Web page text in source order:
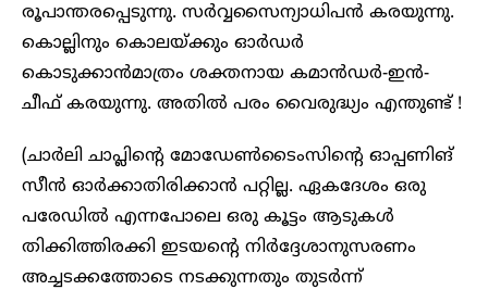
രൂപാന്തരപ്പെടുന്നു. സർവ്വസൈന്യാധിപൻ കരയുന്നു.
കൊല്ലിനും കൊലയ്ക്കും ഓർഡർ
കൊടുക്കാൻമാത്രം ശക്തനായ കമാൻഡർ-ഇൻ-
ചീഫ് കരയുന്നു. അതിൽ പരം വൈരുദ്ധ്യം എന്തുണ്ട് !
(ചാർലി ചാപ്ലിന്റെ മോഡേൺടൈംസിന്റെ ഓപ്പണിങ്
സീൻ ഓർക്കാതിരിക്കാൻ പറ്റില്ല. ഏകദേശം ഒരു
പരേഡിൽ എന്നപോലെ ഒരു കൂട്ടം ആടുകൾ
തിക്കിത്തിരക്കി ഇടയന്റെ നിർദ്ദേശാനുസരണം
അച്ചടക്കത്തോടെ നടക്കുന്നതും തുടർന്ന്